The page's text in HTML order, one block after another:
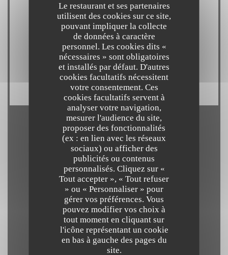
Le restaurant et ses partenaires
utilisent des cookies sur ce site,
pouvant impliquer la collecte
de données à caractère
personnel. Les cookies dits «
nécessaires » sont obligatoires
et installés par défaut. D'autres
cookies facultatifs nécessitent
votre consentement. Ces
cookies facultatifs servent à
analyser votre navigation,
mesurer l'audience du site,
proposer des fonctionnalités
(ex : en lien avec les réseaux
sociaux) ou afficher des
publicités ou contenus
personnalisés. Cliquez sur «
Tout accepter », « Tout refuser
» ou « Personnaliser » pour
gérer vos préférences. Vous
pouvez modifier vos choix à
tout moment en cliquant sur
l'icône représentant un cookie
en bas à gauche des pages du
site.
Services
Animaux acceptés, Accepte les réservations
Moyens de paiement
Amex, Sans Contact, Apple Pay, American Express,
Visa, Eurocard/Mastercard, Espèces, Carte Bleue
Horaires
Lundi
Fermé
Mar-Mer
19h00 - 22h00